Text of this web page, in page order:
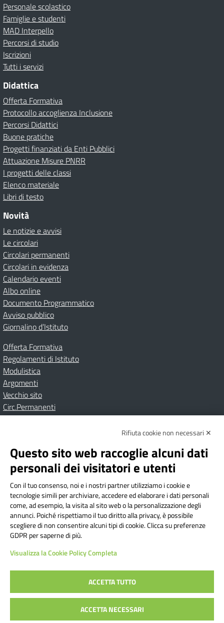
Personale scolastico
Famiglie e studenti
MAD Interpello
Percorsi di studio
Iscrizioni
Tutti i servizi
Didattica
Offerta Formativa
Protocollo accoglienza Inclusione
Percorsi Didattici
Buone pratiche
Progetti finanziati da Enti Pubblici
Attuazione Misure PNRR
I progetti delle classi
Elenco materiale
Libri di testo
Novità
Le notizie e avvisi
Le circolari
Circolari permanenti
Circolari in evidenza
Calendario eventi
Albo online
Documento Programmatico
Avviso pubblico
Giornalino d’Istituto
Offerta Formativa
Regolamenti di Istituto
Modulistica
Argomenti
Vecchio sito
Circ.Permanenti
Albo onlinePrivacy Policy
Dichiarazione di accessibilità
Note Legali
Istituto Comprensivo Bricherasio
Via Cesare Bollea n. 3 - 10064 Bricherasio (TO) | P.E.O.:
toic84200d@istruzione.it | P.E.C.:
toic84200d@pec.istruzione.it
Codice Fiscale: 94544620019 | Cod. Meccanografico:
TOIC84200D | Codice IPA: istsc_toic84200d | Codice
Univoco: UFYI9M
Sito web realizzato da AVVALE SPA|Concept & Design by
Designers Italia
Rifiuta cookie non necessari ✕
Questo sito web raccoglie alcuni dati
personali dei visitatori e utenti
Con il tuo consenso, noi e i nostri partner utilizziamo i cookie e
tecnologie simili per archiviare, accedere ed elaborare i dati personali
come, ad esempio, la visita al sito web o la personalizzazione degli
annunci. Poiché rispettiamo il tuo diritto alla privacy, è possibile
scegliere di non consentire alcuni tipi di cookie. Clicca su preferenze
GDPR per saperne di più.
Visualizza la Cookie Policy Completa
ACCETTA TUTTO
ACCETTA NECESSARI